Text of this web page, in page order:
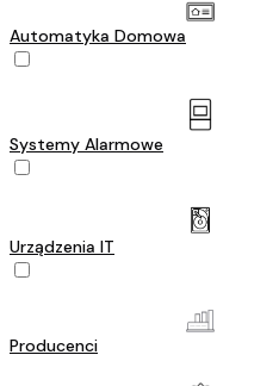
Automatyka Domowa
Systemy Alarmowe
Urządzenia IT
Producenci